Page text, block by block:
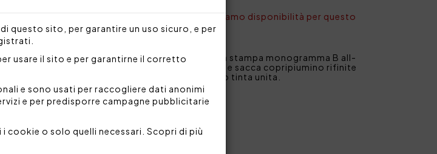
questo sito, per garantire un uso sicuro, e per
usare il sito e per garantirne il corretto
e sono usati per raccogliere dati anonimi
e per predisporre campagne pubblicitarie
cookie o solo quelli necessari. Scopri di più
Siamo spiacenti, ma al momento non abbiamo disponibilità per questo
prodotto.
Completo copripiumino matrimoniale con stampa monogramma B all-
over in raso di cotone, federe a sacchetto e sacca copripiumino rifinite
con piping a contrasto, sottosacca in raso tinta unita.
Set 4 pezzi composto da:
1 sacca copripiumino 220x200 cm
1 lenzuolo sotto teso 270x290 cm